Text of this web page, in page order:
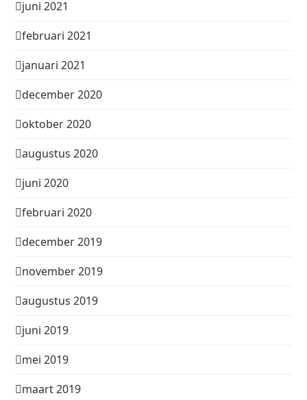
juni 2021
februari 2021
januari 2021
december 2020
oktober 2020
augustus 2020
juni 2020
februari 2020
december 2019
november 2019
augustus 2019
juni 2019
mei 2019
maart 2019